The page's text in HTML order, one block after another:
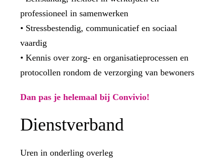
professioneel in samenwerken
• Stressbestendig, communicatief en sociaal
vaardig
• Kennis over zorg- en organisatieprocessen en
protocollen rondom de verzorging van bewoners
Dan pas je helemaal bij Convivio!
Dienstverband
Uren in onderling overleg